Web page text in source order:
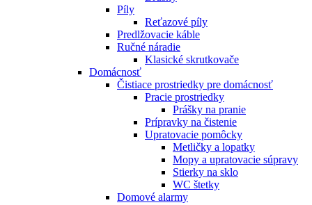
Píly
Reťazové píly
Predlžovacie káble
Ručné náradie
Klasické skrutkovače
Domácnosť
Čistiace prostriedky pre domácnosť
Pracie prostriedky
Prášky na pranie
Prípravky na čistenie
Upratovacie pomôcky
Metličky a lopatky
Mopy a upratovacie súpravy
Stierky na sklo
WC štetky
Domové alarmy